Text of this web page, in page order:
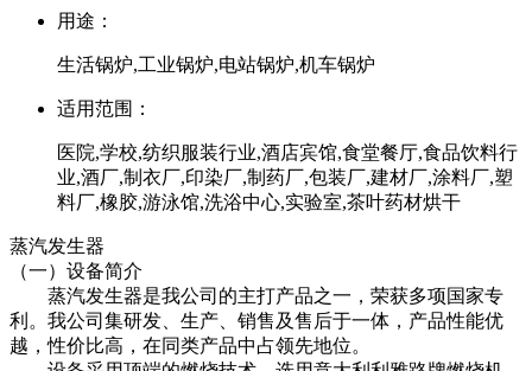
用途：
生活锅炉,工业锅炉,电站锅炉,机车锅炉
适用范围：
医院,学校,纺织服装行业,酒店宾馆,食堂餐厅,食品饮料行
业,酒厂,制衣厂,印染厂,制药厂,包装厂,建材厂,涂料厂,塑
料厂,橡胶,游泳馆,洗浴中心,实验室,茶叶药材烘干
蒸汽发生器
（一）设备简介
蒸汽发生器是我公司的主打产品之一，荣获多项国家专
利。我公司集研发、生产、销售及售后于一体，产品性能优
越，性价比高，在同类产品中占领先地位。